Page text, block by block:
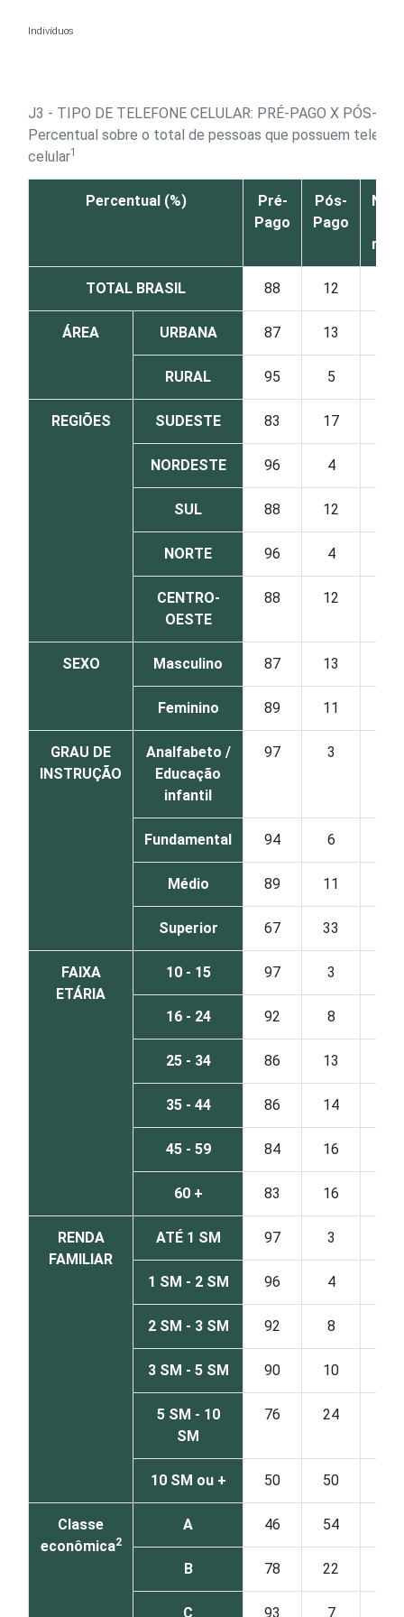
Indivíduos
J3 - TIPO DE TELEFONE CELULAR: PRÉ-PAGO X PÓS-
Percentual sobre o total de pessoas que possuem
celular1
Percentual (%)
Pré-
Pago
Pós-
Pago
Não
TOTAL BRASIL 88 12
ÁREA URBANA 87 13
RURAL 95 5
REGIÕES SUDESTE 83 17
NORDESTE 96 4
SUL 88 12
NORTE 96 4
CENTRO-
OESTE
88 12
SEXO Masculino 87 13
Feminino 89 11
GRAU DE
INSTRUÇÃO
Analfabeto /
Educação
infantil
97 3
Fundamental 94 6
Médio 89 11
Superior 67 33
FAIXA
ETÁRIA
10 - 15 97 3
16 - 24 92 8
25 - 34 86 13
35 - 44 86 14
45 - 59 84 16
60 + 83 16
RENDA
FAMILIAR
ATÉ 1 SM 97 3
1 SM - 2 SM 96 4
2 SM - 3 SM 92 8
3 SM - 5 SM 90 10
5 SM - 10
SM
76 24
10 SM ou + 50 50
Classe
econômica2
A 46 54
B 78 22
C 93 7